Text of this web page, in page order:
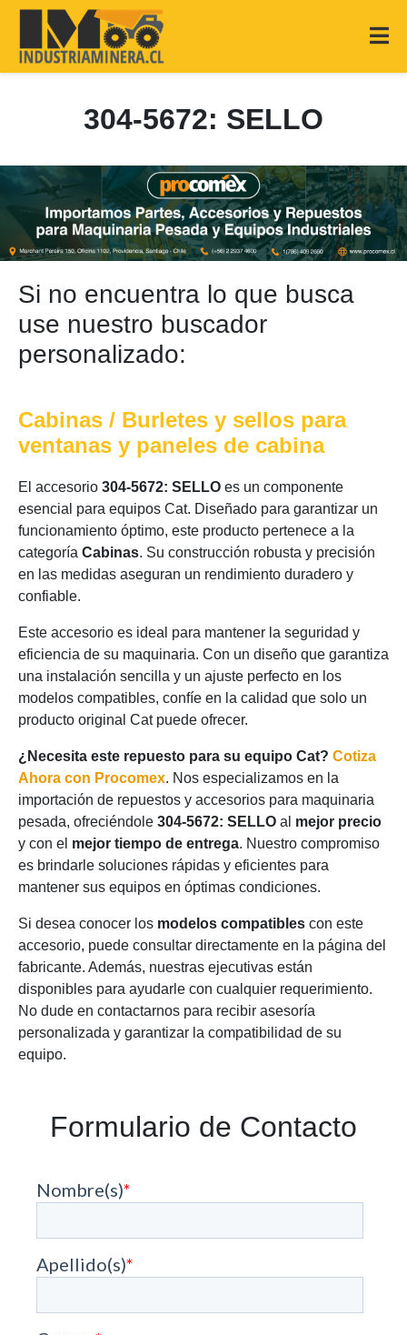
304-5672: SELLO
Si no encuentra lo que busca
use nuestro buscador
personalizado:
Cabinas / Burletes y sellos para
ventanas y paneles de cabina
El accesorio 304-5672: SELLO es un componente
esencial para equipos Cat. Diseñado para garantizar un
funcionamiento óptimo, este producto pertenece a la
categoría Cabinas. Su construcción robusta y precisión
en las medidas aseguran un rendimiento duradero y
confiable.
Este accesorio es ideal para mantener la seguridad y
eficiencia de su maquinaria. Con un diseño que garantiza
una instalación sencilla y un ajuste perfecto en los
modelos compatibles, confíe en la calidad que solo un
producto original Cat puede ofrecer.
¿Necesita este repuesto para su equipo Cat? Cotiza
Ahora con Procomex. Nos especializamos en la
importación de repuestos y accesorios para maquinaria
pesada, ofreciéndole 304-5672: SELLO al mejor precio
y con el mejor tiempo de entrega. Nuestro compromiso
es brindarle soluciones rápidas y eficientes para
mantener sus equipos en óptimas condiciones.
Si desea conocer los modelos compatibles con este
accesorio, puede consultar directamente en la página del
fabricante. Además, nuestras ejecutivas están
disponibles para ayudarle con cualquier requerimiento.
No dude en contactarnos para recibir asesoría
personalizada y garantizar la compatibilidad de su
equipo.
Formulario de Contacto